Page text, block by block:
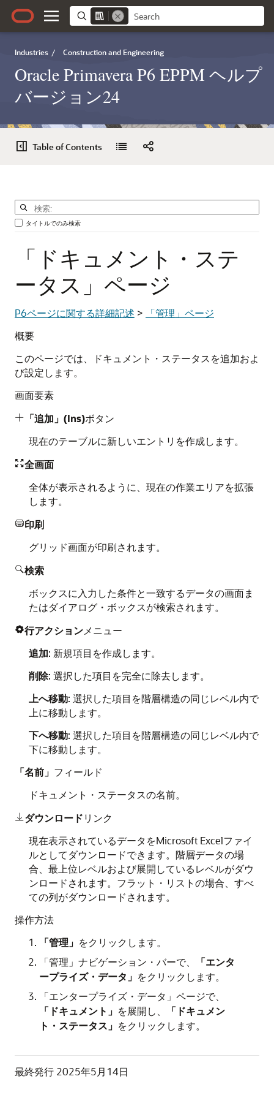
Industries / Construction and Engineering
Oracle Primavera P6 EPPM ヘルプ
バージョン24
Table of Contents
タイトルでのみ検索
「ドキュメント・ステ
ータス」ページ
P6ページに関する詳細記述 >
「管理」ページ
概要
このページでは、ドキュメント・ステータスを追加およ
び設定します。
画面要素
 「追加」(Ins)ボタン
現在のテーブルに新しいエントリを作成します。
全画面
全体が表示されるように、現在の作業エリアを拡張
します。
印刷
グリッド画面が印刷されます。
検索
ボックスに入力した条件と一致するデータの画面ま
たはダイアログ・ボックスが検索されます。
行アクションメニュー
追加: 新規項目を作成します。
削除: 選択した項目を完全に除去します。
上へ移動: 選択した項目を階層構造の同じレベル内で
上に移動します。
下へ移動: 選択した項目を階層構造の同じレベル内で
下に移動します。
「名前」 フィールド
ドキュメント・ステータスの名前。
 ダウンロードリンク
現在表示されているデータをMicrosoft Excelファイ
ルとしてダウンロードできます。階層データの場
合、最上位レベルおよび展開しているレベルがダウ
ンロードされます。フラット・リストの場合、すべ
ての列がダウンロードされます。
操作方法
「管理」 をクリックします。
「管理」ナビゲーション・バーで、
「エンタ
ープライズ・データ」 をクリックします。
「エンタープライズ・データ」ページで、
「ドキュメント」 を展開し、
「ドキュメン
ト・ステータス」 をクリックします。
最終発行 2025年5月14日